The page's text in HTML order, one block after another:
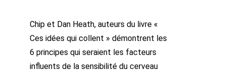
Chip et Dan Heath, auteurs du livre «
Ces idées qui collent » démontrent les
6 principes qui seraient les facteurs
influents de la sensibilité du cerveau